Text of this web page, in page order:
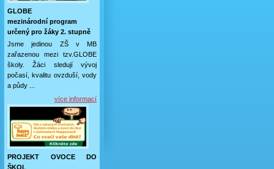
GLOBE
mezinárodní program
určený pro žáky 2. stupně
Jsme jedinou ZŠ v MB
zařazenou mezi tzv.GLOBE
školy. Žáci sledují vývoj
počasí, kvalitu ovzduší, vody
a půdy ...
více informací
PROJEKT OVOCE DO
ŠKOL